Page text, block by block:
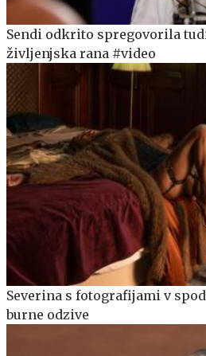
Sendi odkrito spregovorila
življenjska rana #video
Severina s fotografijami v
burne odzive